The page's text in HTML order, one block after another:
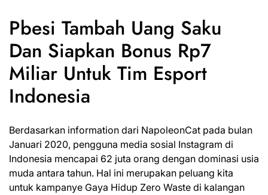
Pbesi Tambah Uang Saku
Dan Siapkan Bonus Rp7
Miliar Untuk Tim Esport
Indonesia
Berdasarkan information dari NapoleonCat pada bulan
Januari 2020, pengguna media sosial Instagram di
Indonesia mencapai 62 juta orang dengan dominasi usia
muda antara tahun. Hal ini merupakan peluang kita
untuk kampanye Gaya Hidup Zero Waste di kalangan